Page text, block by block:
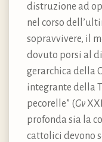
distruzione ad
nel corso
sopravvivere, il
dovuto porsi al
gerarchica della
integrante della
pecorelle” (Gv
profonda sia la
cattolici devono